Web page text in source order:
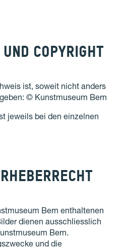
COPYRIGHT
ist, soweit nicht anders
© Kunstmuseum Bern
jeweils bei den einzelnen
Bern enthaltenen
dienen ausschliesslich
Bern.
und die